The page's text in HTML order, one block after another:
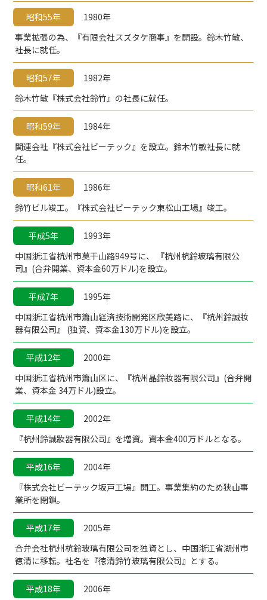
昭和55年
1980年
事業拡張の為、『有限会社スズタケ商事』を開設。鈴木竹敏、
社長に就任。
昭和57年
1982年
鈴木竹敏『株式会社鈴竹』の社長に就任。
昭和59年
1984年
関連会社『株式会社ビーテック』を設立。鈴木竹敏社長に就
任。
昭和61年
1986年
鈴竹ビル竣工。『株式会社ビーテック東松山工場』竣工。
平成5年
1993年
中国浙江省杭州市莫干山路949号に、 『杭州杭鈴玻璃有限公
司』(合弁開業、資本金60万ドル)を設立。
平成7年
1995年
中国浙江省杭州市簫山経済技術開発区欣美路に、『杭州鈴誠妝
器有限公司』 (独資、資本金130万ドル)を設立。
平成12年
2000年
中国浙江省杭州市簫山区に、『杭州晶鈴妝器有限公司』(合弁開
業、資本金 34万ドル)設立。
平成14年
2002年
『杭州鈴誠妝器有限公司』を増資。資本金400万ドルとなる。
平成16年
2004年
『株式会社ビーテック坂戸工場』開工。事業集約のため狭山事
業所を閉鎖。
平成17年
2005年
合弁会社杭州杭鈴玻璃有限公司を独資とし、中国浙江省湖州市
徳清に移転。社名を『徳清鈴竹玻璃有限公司』とする。
平成18年
2006年